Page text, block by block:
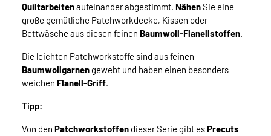
Quiltarbeitenaufeinander abgestimmt. NähenSie eine
große gemütliche Patchworkdecke, Kissen oder
Bettwäsche aus diesen feinen Baumwoll-Flanellstoffen.
Die leichten Patchworkstoffe sind aus feinen
Baumwollgarnen gewebt und haben einen besonders
weichen Flanell-Griff.
Tipp:
Von den Patchworkstoffen dieser Serie gibt esPrecuts